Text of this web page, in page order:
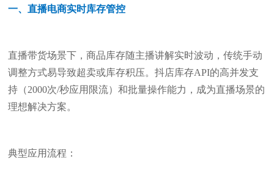
一、直播电商实时库存管控
直播带货场景下，商品库存随主播讲解实时波动，传统手动
调整方式易导致超卖或库存积压。抖店库存API的高并发支
持（2000次/秒应用限流）和批量操作能力，成为直播场景的
理想解决方案。
典型应用流程：